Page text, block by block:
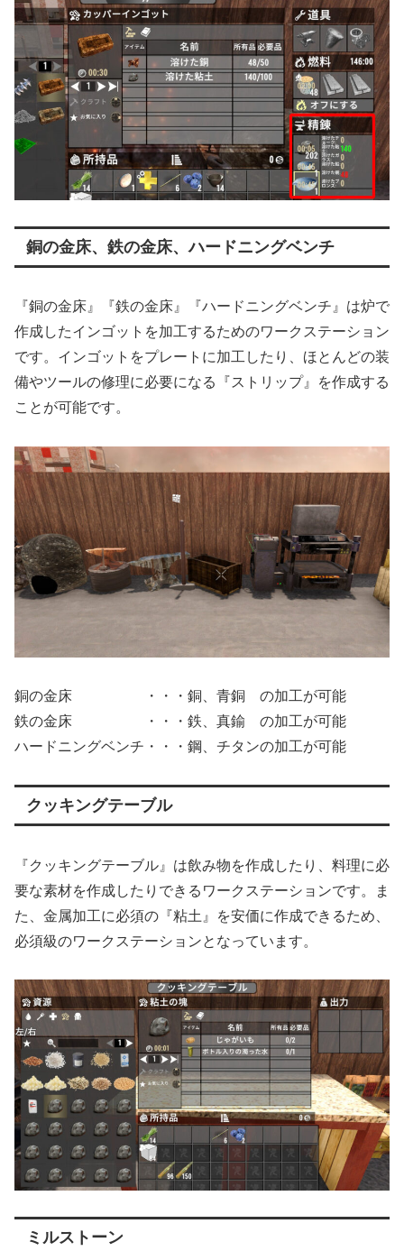
銅の金床、鉄の金床、ハードニングベンチ
『銅の金床』『鉄の金床』『ハードニングベンチ』は炉で
作成したインゴットを加工するためのワークステーション
です。インゴットをプレートに加工したり、ほとんどの装
備やツールの修理に必要になる『ストリップ』を作成する
ことが可能です。
銅の金床 ・・・銅、青銅 の加工が可能
鉄の金床 ・・・鉄、真鍮 の加工が可能
ハードニングベンチ・・・鋼、チタンの加工が可能
クッキングテーブル
『クッキングテーブル』は飲み物を作成したり、料理に必
要な素材を作成したりできるワークステーションです。ま
た、金属加工に必須の『粘土』を安価に作成できるため、
必須級のワークステーションとなっています。
ミルストーン